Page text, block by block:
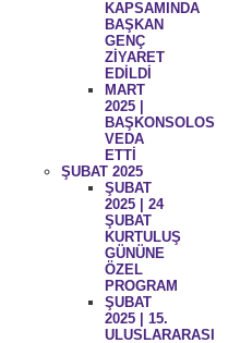
KAPSAMINDA
BAŞKAN
GENÇ
ZİYARET
EDİLDİ
MART
2025 |
BAŞKONSOLOS
VEDA
ETTİ
ŞUBAT 2025
ŞUBAT
2025 | 24
ŞUBAT
KURTULUŞ
GÜNÜNE
ÖZEL
PROGRAM
ŞUBAT
2025 | 15.
ULUSLARARASI